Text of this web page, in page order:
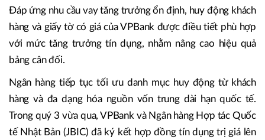
Đáp ứng nhu cầu vay tăng trưởng ổn định, huy động khách
hàng và giấy tờ có giá của VPBank được điều tiết phù hợp
với mức tăng trưởng tín dụng, nhằm nâng cao hiệu quả
bảng cân đối.
Ngân hàng tiếp tục tối ưu danh mục huy động từ khách
hàng và đa dạng hóa nguồn vốn trung dài hạn quốc tế.
Trong quý 3 vừa qua, VPBank và Ngân hàng Hợp tác Quốc
tế Nhật Bản (JBIC) đã ký kết hợp đồng tín dụng trị giá lên